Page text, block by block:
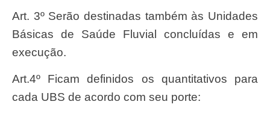
Art. 3º Serão destinadas também às Unidades
Básicas de Saúde Fluvial concluídas e em
execução.
Art.4º Ficam definidos os quantitativos para
cada UBS de acordo com seu porte: